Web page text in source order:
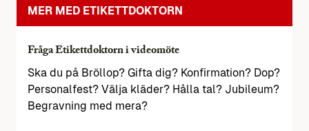
MER MED ETIKETTDOKTORN
Fråga Etikettdoktorn i videomöte
Ska du på Bröllop? Gifta dig? Konfirmation? Dop?
Personalfest? Välja kläder? Hålla tal? Jubileum?
Begravning med mera?